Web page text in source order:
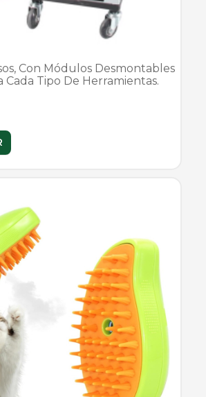
Con Módulos Desmontables
Cada Tipo De Herramientas.